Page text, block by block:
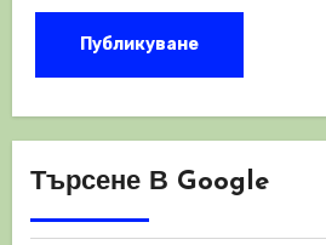
Търсене В Google